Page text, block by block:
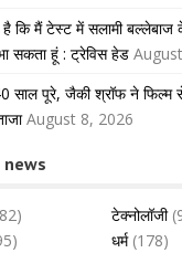
कि मैं टेस्ट में सलामी बल्लेबाज
सकता हूं : ट्रेविस हेड
साल पूरे, जैकी श्रॉफ ने फिल्म
August 8, 2026
टेक्नोलॉजी
धर्म(178)